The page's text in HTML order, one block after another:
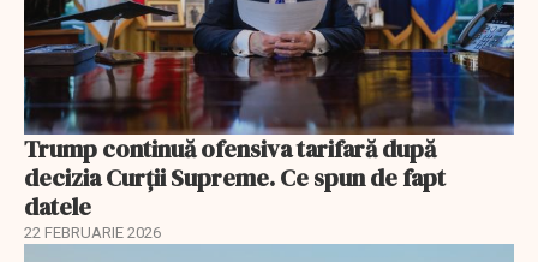
Trump continuă ofensiva tarifară după
decizia Curții Supreme. Ce spun de fapt
datele
22 FEBRUARIE 2026